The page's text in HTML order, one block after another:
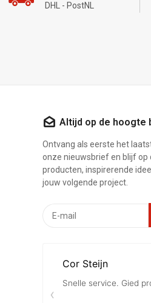
DHL - PostNL
Altijd op de hoogte
Ontvang als eerste het
onze nieuwsbrief en blijf op
producten, inspirerende
jouw volgende project.